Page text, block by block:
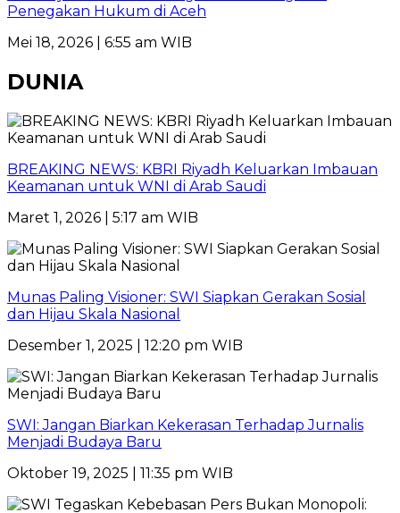
Penegakan Hukum di Aceh
Mei 18, 2026 | 6:55 am WIB
DUNIA
BREAKING NEWS: KBRI Riyadh Keluarkan Imbauan
Keamanan untuk WNI di Arab Saudi
Maret 1, 2026 | 5:17 am WIB
Munas Paling Visioner: SWI Siapkan Gerakan Sosial
dan Hijau Skala Nasional
Desember 1, 2025 | 12:20 pm WIB
SWI: Jangan Biarkan Kekerasan Terhadap Jurnalis
Menjadi Budaya Baru
Oktober 19, 2025 | 11:35 pm WIB